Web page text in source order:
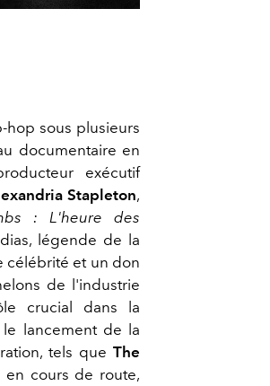
hop sous plusieurs
documentaire en
exécutif
Stapleton,
: L'heure des
légende de la
célébrité et un don
de l'industrie
crucial dans la
lancement de la
tels que The
en cours de route,